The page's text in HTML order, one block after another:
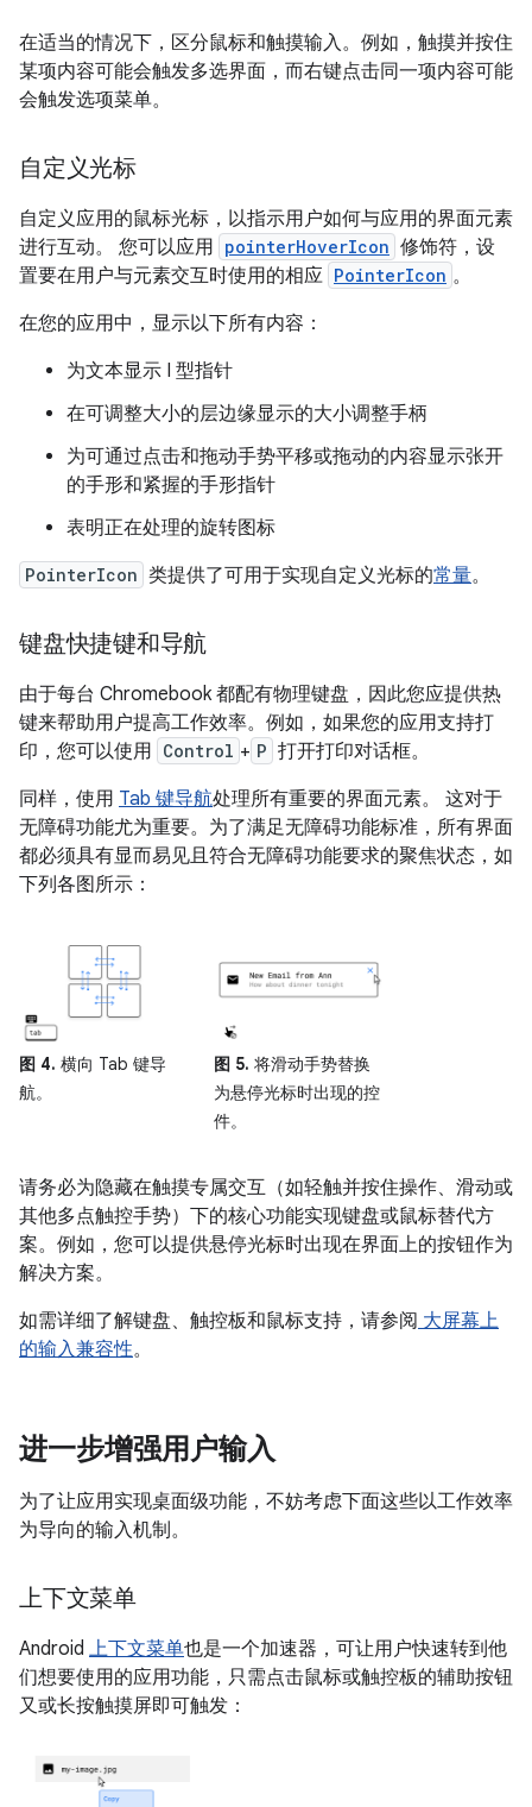
在适当的情况下，区分鼠标和触摸输入。例如，触摸并按住
某项内容可能会触发多选界面，而右键点击同一项内容可能
会触发选项菜单。
自定义光标
自定义应用的鼠标光标，以指示用户如何与应用的界面元素
进行互动。 您可以应用 pointerHoverIcon 修饰符，设
置要在用户与元素交互时使用的相应 PointerIcon 。
在您的应用中，显示以下所有内容：
为文本显示 I 型指针
在可调整大小的层边缘显示的大小调整手柄
为可通过点击和拖动手势平移或拖动的内容显示张开
的手形和紧握的手形指针
表明正在处理的旋转图标
PointerIcon 类提供了可用于实现自定义光标的常量。
键盘快捷键和导航
由于每台 Chromebook 都配有物理键盘，因此您应提供热
键来帮助用户提高工作效率。例如，如果您的应用支持打
印，您可以使用 Control + P 打开打印对话框。
同样，使用 Tab 键导航处理所有重要的界面元素。 这对于
无障碍功能尤为重要。为了满足无障碍功能标准，所有界面
都必须具有显而易见且符合无障碍功能要求的聚焦状态，如
下列各图所示：
图 4. 横向 Tab 键导
航。
图 5. 将滑动手势替换
为悬停光标时出现的控
件。
请务必为隐藏在触摸专属交互（如轻触并按住操作、滑动或
其他多点触控手势）下的核心功能实现键盘或鼠标替代方
案。例如，您可以提供悬停光标时出现在界面上的按钮作为
解决方案。
如需详细了解键盘、触控板和鼠标支持，请参阅 大屏幕上
的输入兼容性。
进一步增强用户输入
为了让应用实现桌面级功能，不妨考虑下面这些以工作效率
为导向的输入机制。
上下文菜单
Android 上下文菜单也是一个加速器，可让用户快速转到他
们想要使用的应用功能，只需点击鼠标或触控板的辅助按钮
又或长按触摸屏即可触发：